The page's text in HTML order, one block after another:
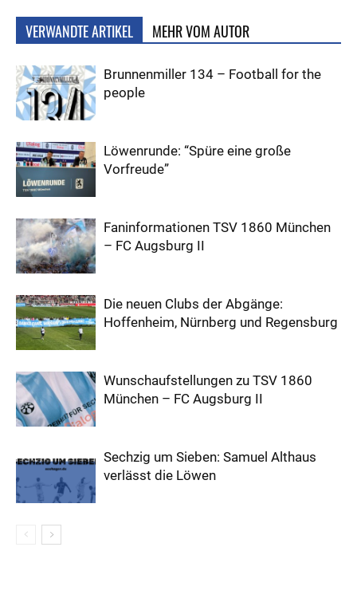
VERWANDTE ARTIKEL MEHR VOM AUTOR
Brunnenmiller 134 – Football for the
people
Löwenrunde: “Spüre eine große
Vorfreude”
Faninformationen TSV 1860 München
– FC Augsburg II
Die neuen Clubs der Abgänge:
Hoffenheim, Nürnberg und Regensburg
Wunschaufstellungen zu TSV 1860
München – FC Augsburg II
Sechzig um Sieben: Samuel Althaus
verlässt die Löwen